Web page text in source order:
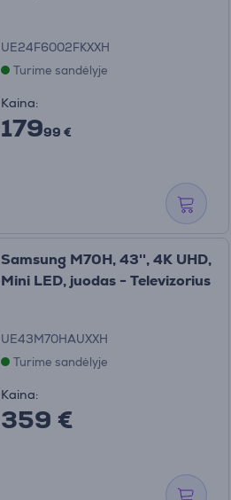
UE24F6002FKXXH
Turime sandėlyje
Kaina:
17999 €
Samsung M70H, 43'', 4K UHD,
Mini LED, juodas - Televizorius
UE43M70HAUXXH
Turime sandėlyje
Kaina:
359 €